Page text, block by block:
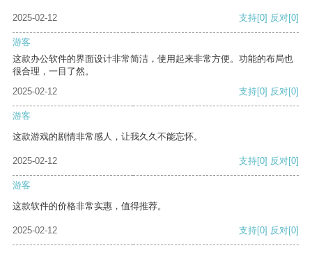
2025-02-12 支持[0] 反对[0]
游客
这款办公软件的界面设计非常简洁，使用起来非常方便。功能的布局也
很合理，一目了然。
2025-02-12
支持[0] 反对[0]
游客
这款游戏的剧情非常感人，让我久久不能忘怀。
2025-02-12 支持[0] 反对[0]
游客
这款软件的价格非常实惠，值得推荐。
2025-02-12 支持[0] 反对[0]